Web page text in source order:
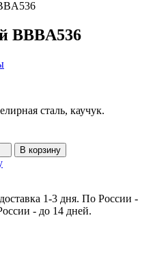
BBBA536
сталь, каучук.
1-3 дня. По России -
- до 14 дней.